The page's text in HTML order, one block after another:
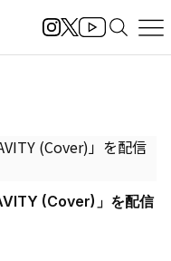
(Cover)」を配信